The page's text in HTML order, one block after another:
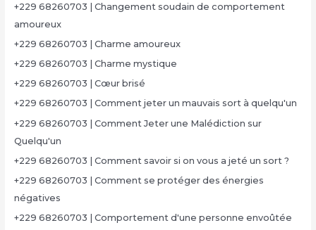
+229 68260703 | Changement soudain de comportement
amoureux
+229 68260703 | Charme amoureux
+229 68260703 | Charme mystique
+229 68260703 | Cœur brisé
+229 68260703 | Comment jeter un mauvais sort à quelqu'un
+229 68260703 | Comment Jeter une Malédiction sur
Quelqu'un
+229 68260703 | Comment savoir si on vous a jeté un sort ?
+229 68260703 | Comment se protéger des énergies
négatives
+229 68260703 | Comportement d'une personne envoûtée